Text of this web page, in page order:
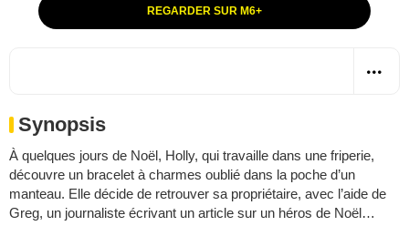
REGARDER SUR M6+
Synopsis
À quelques jours de Noël, Holly, qui travaille dans une friperie,
découvre un bracelet à charmes oublié dans la poche d’un
manteau. Elle décide de retrouver sa propriétaire, avec l’aide de
Greg, un journaliste écrivant un article sur un héros de Noël…